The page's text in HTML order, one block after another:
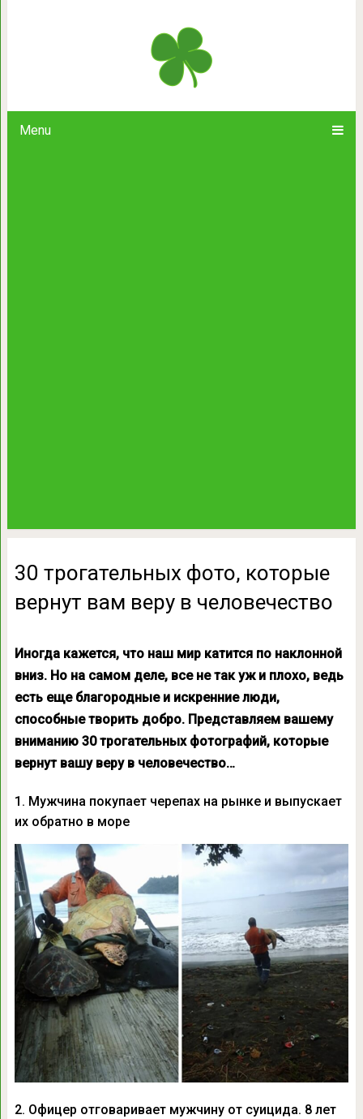
Menu
30 трогательных фото, которые
30 трогательных фото, которые
вернут вам веру в человечество
Иногда кажется, что наш мир катится по наклонной
вниз. Но на самом деле, все не так уж и плохо, ведь
есть еще благородные и искренние люди,
способные творить добро. Представляем вашему
вниманию 30 трогательных фотографий, которые
вернут вашу веру в человечество…
1. Мужчина покупает черепах на рынке и выпускает
их обратно в море
2. Офицер отговаривает мужчину от суицида. 8 лет